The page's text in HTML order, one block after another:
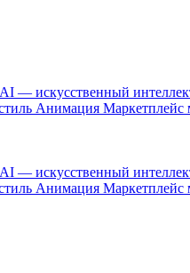
AI — искусственный
Анимация Маркетплейс
AI — искусственный
Анимация Маркетплейс